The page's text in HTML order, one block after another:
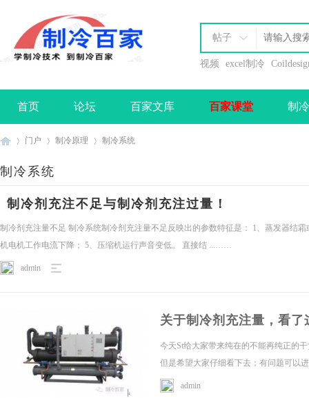
帖子
视频 excel制冷
首页 论坛 百家文库 百家课堂 制
办理会员
制 ›
门户
›
制冷原理 制冷系统
制冷系统
制冷剂充注不足与制冷剂充注过量！
制冷剂充注量不足 制冷系统制冷剂充注量不足反映出的参数特征是： 1、蒸发器结
机电机工作电流下降； 5、压缩机运行声音变低。 直接结 ...……
admin
关于制冷剂充注量，看
今天St给大家带来纯在的不能再纯正的
但是希望大家仔细看下去；有问题可以
admin